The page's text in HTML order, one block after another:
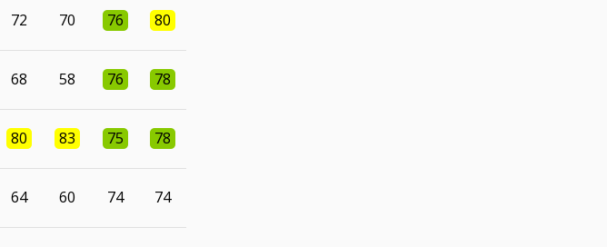
72 70 76 80
68 58 76 78
80 83 75 78
64 60 74 74